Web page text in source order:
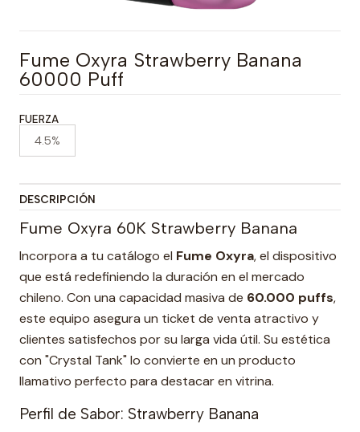
Fume Oxyra Strawberry Banana
60000 Puff
FUERZA
4.5%
DESCRIPCIÓN
Fume Oxyra 60K Strawberry Banana
Incorpora a tu catálogo el Fume Oxyra, el dispositivo
que está redefiniendo la duración en el mercado
chileno. Con una capacidad masiva de 60.000 puffs,
este equipo asegura un ticket de venta atractivo y
clientes satisfechos por su larga vida útil. Su estética
con "Crystal Tank" lo convierte en un producto
llamativo perfecto para destacar en vitrina.
Perfil de Sabor: Strawberry Banana